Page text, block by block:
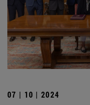
07 | 10 | 2024